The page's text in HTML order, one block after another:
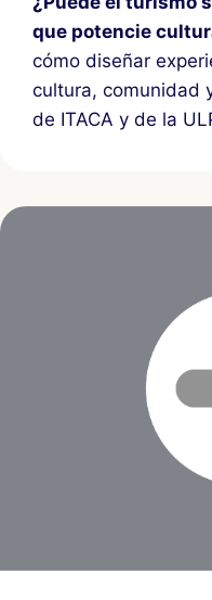
que potencie
cómo diseñar
cultura, comunidad
de ITACA y de la